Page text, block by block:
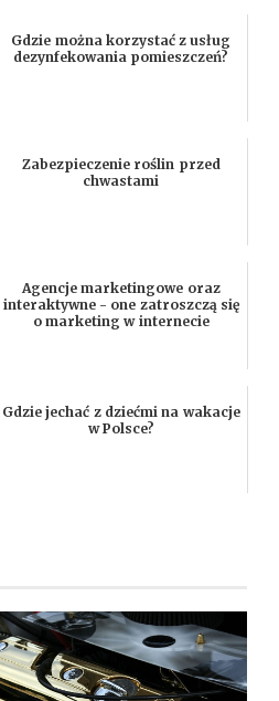
Gdzie można korzystać z usług
dezynfekowania pomieszczeń?
Zabezpieczenie roślin przed
chwastami
Agencje marketingowe oraz
interaktywne - one zatroszczą się
o marketing w internecie
Gdzie jechać z dziećmi na wakacje
w Polsce?